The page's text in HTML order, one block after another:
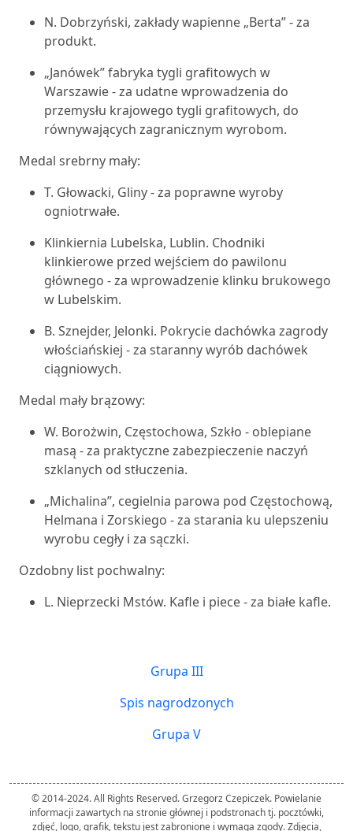
N. Dobrzyński, zakłady wapienne „Berta” - za
produkt.
„Janówek” fabryka tygli grafitowych w
Warszawie - za udatne wprowadzenia do
przemysłu krajowego tygli grafitowych, do
równywających zagranicznym wyrobom.
Medal srebrny mały:
T. Głowacki, Gliny - za poprawne wyroby
ogniotrwałe.
Klinkiernia Lubelska, Lublin. Chodniki
klinkierowe przed wejściem do pawilonu
głównego - za wprowadzenie klinku brukowego
w Lubelskim.
B. Sznejder, Jelonki. Pokrycie dachówka zagrody
włościańskiej - za staranny wyrób dachówek
ciągniowych.
Medal mały brązowy:
W. Borożwin, Częstochowa, Szkło - oblepiane
masą - za praktyczne zabezpieczenie naczyń
szklanych od stłuczenia.
„Michalina”, cegielnia parowa pod Częstochową,
Helmana i Zorskiego - za starania ku ulepszeniu
wyrobu cegły i za sączki.
Ozdobny list pochwalny:
L. Nieprzecki Mstów. Kafle i piece - za białe kafle.
Grupa III
Spis nagrodzonych
Grupa V
© 2014-2024. All Rights Reserved. Grzegorz Czepiczek. Powielanie
informacji zawartych na stronie głównej i podstronach tj. pocztówki,
zdjęć, logo, grafik, tekstu jest zabronione i wymaga zgody. Zdjęcia,